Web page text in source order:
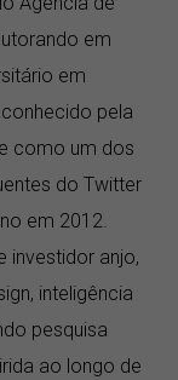
em
em
pela
como um dos
do Twitter
em 2012.
investidor anjo,
inteligência
pesquisa
ao longo de